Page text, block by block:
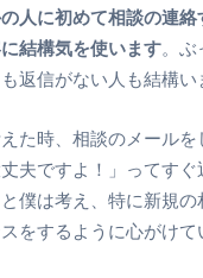
人に初めて相談の連絡
結構気を使います。ぶ
返信がない人も結構い
た時、相談のメールを
夫ですよ！」ってす
僕は考え、特に新規
をするように心がけて